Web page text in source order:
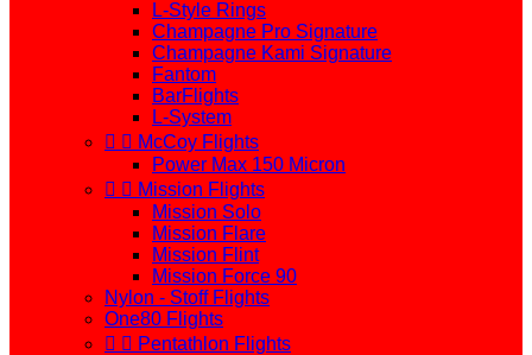
L-Style Rings
Champagne Pro Signature
Champagne Kami Signature
Fantom
BarFlights
L-System
  McCoy Flights
Power Max 150 Micron
  Mission Flights
Mission Solo
Mission Flare
Mission Flint
Mission Force 90
Nylon - Stoff Flights
One80 Flights
  Pentathlon Flights